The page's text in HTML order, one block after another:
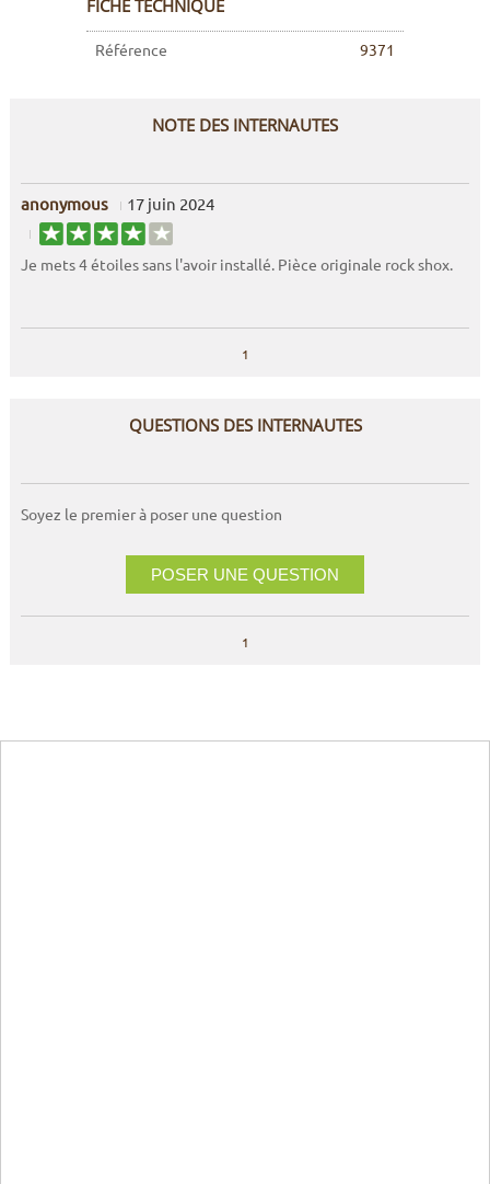
FICHE TECHNIQUE
Référence 9371
NOTE DES INTERNAUTES
anonymous 17 juin 2024
Je mets 4 étoiles sans l'avoir installé. Pièce originale rock shox.
1
QUESTIONS DES INTERNAUTES
Soyez le premier à poser une question
POSER UNE QUESTION
1